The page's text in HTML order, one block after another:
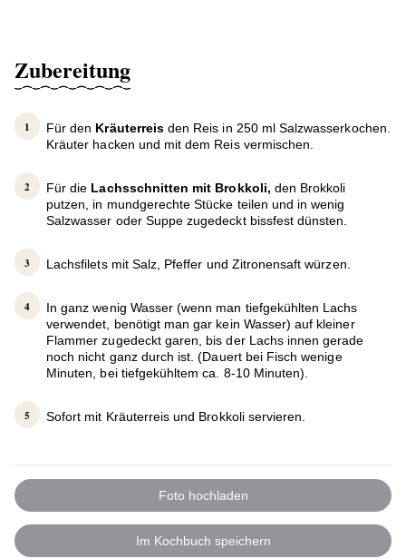
Zubereitung
Für den Kräuterreisden Reis in 250 ml Salzwasserkochen.
Kräuter hacken und mit dem Reis vermischen.
Für die Lachsschnitten mit Brokkoli, den Brokkoli
putzen, in mundgerechte Stücke teilen und in wenig
Salzwasser oder Suppe zugedeckt bissfest dünsten.
Lachsfilets mit Salz, Pfeffer und Zitronensaft würzen.
In ganz wenig Wasser (wenn man tiefgekühlten Lachs
verwendet, benötigt man gar kein Wasser) auf kleiner
Flammer zugedeckt garen, bis der Lachs innen gerade
noch nicht ganz durch ist. (Dauert bei Fisch wenige
Minuten, bei tiefgekühltem ca. 8-10 Minuten).
Sofort mit Kräuterreis und Brokkoli servieren.
Foto hochladen
Im Kochbuch speichern